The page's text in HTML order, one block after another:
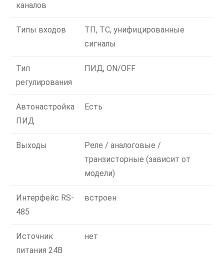
каналов
Типы входов
ТП, ТС, унифицированные
сигналы
Тип
регулирования
ПИД, ON/OFF
Автонастройка
ПИД
Есть
Выходы
Реле / аналоговые /
транзисторные (зависит от
модели)
Интерфейс RS-
485
встроен
Источник
питания 24В
нет